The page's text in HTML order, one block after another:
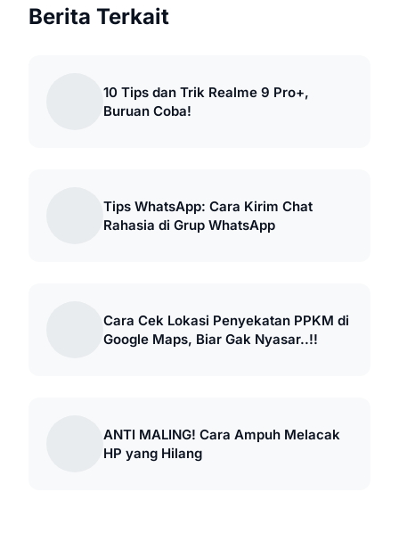
Berita Terkait
10 Tips dan Trik Realme 9 Pro+,
Buruan Coba!
Tips WhatsApp: Cara Kirim Chat
Rahasia di Grup WhatsApp
Cara Cek Lokasi Penyekatan PPKM di
Google Maps, Biar Gak Nyasar..!!
ANTI MALING! Cara Ampuh Melacak
HP yang Hilang